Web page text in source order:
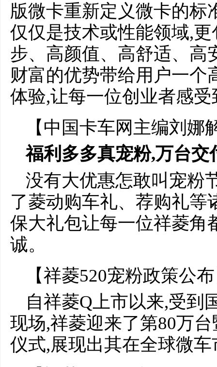
版微卡重新定义微卡的标
仅仅是技术或性能领域,
步、高颜值、高舒适、高
财富的优势带给用户一个
体验,让每一位创业者感
【中国卡车网主编刘娜
福利多多真宠粉,万台交
没有大优惠怎敢叫宠粉
了菱动购车礼、荐购礼等
保大礼包让每一位祥菱角
诚。
【祥菱520宠粉政策公
自祥菱Q上市以来,受到
现场,祥菱迎来了第80万
仪式,展现出其在全球微